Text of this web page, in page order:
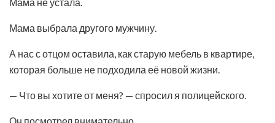
Мама выбрала другого мужчину.
А нас с отцом оставила, как старую мебель в квартире,
которая больше не подходила её новой жизни.
— Что вы хотите от меня? — спросил я полицейского.